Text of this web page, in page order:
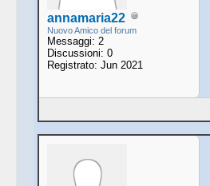
annamaria22
Nuovo Amico del forum
Messaggi: 2
Discussioni: 0
Registrato: Jun 2021